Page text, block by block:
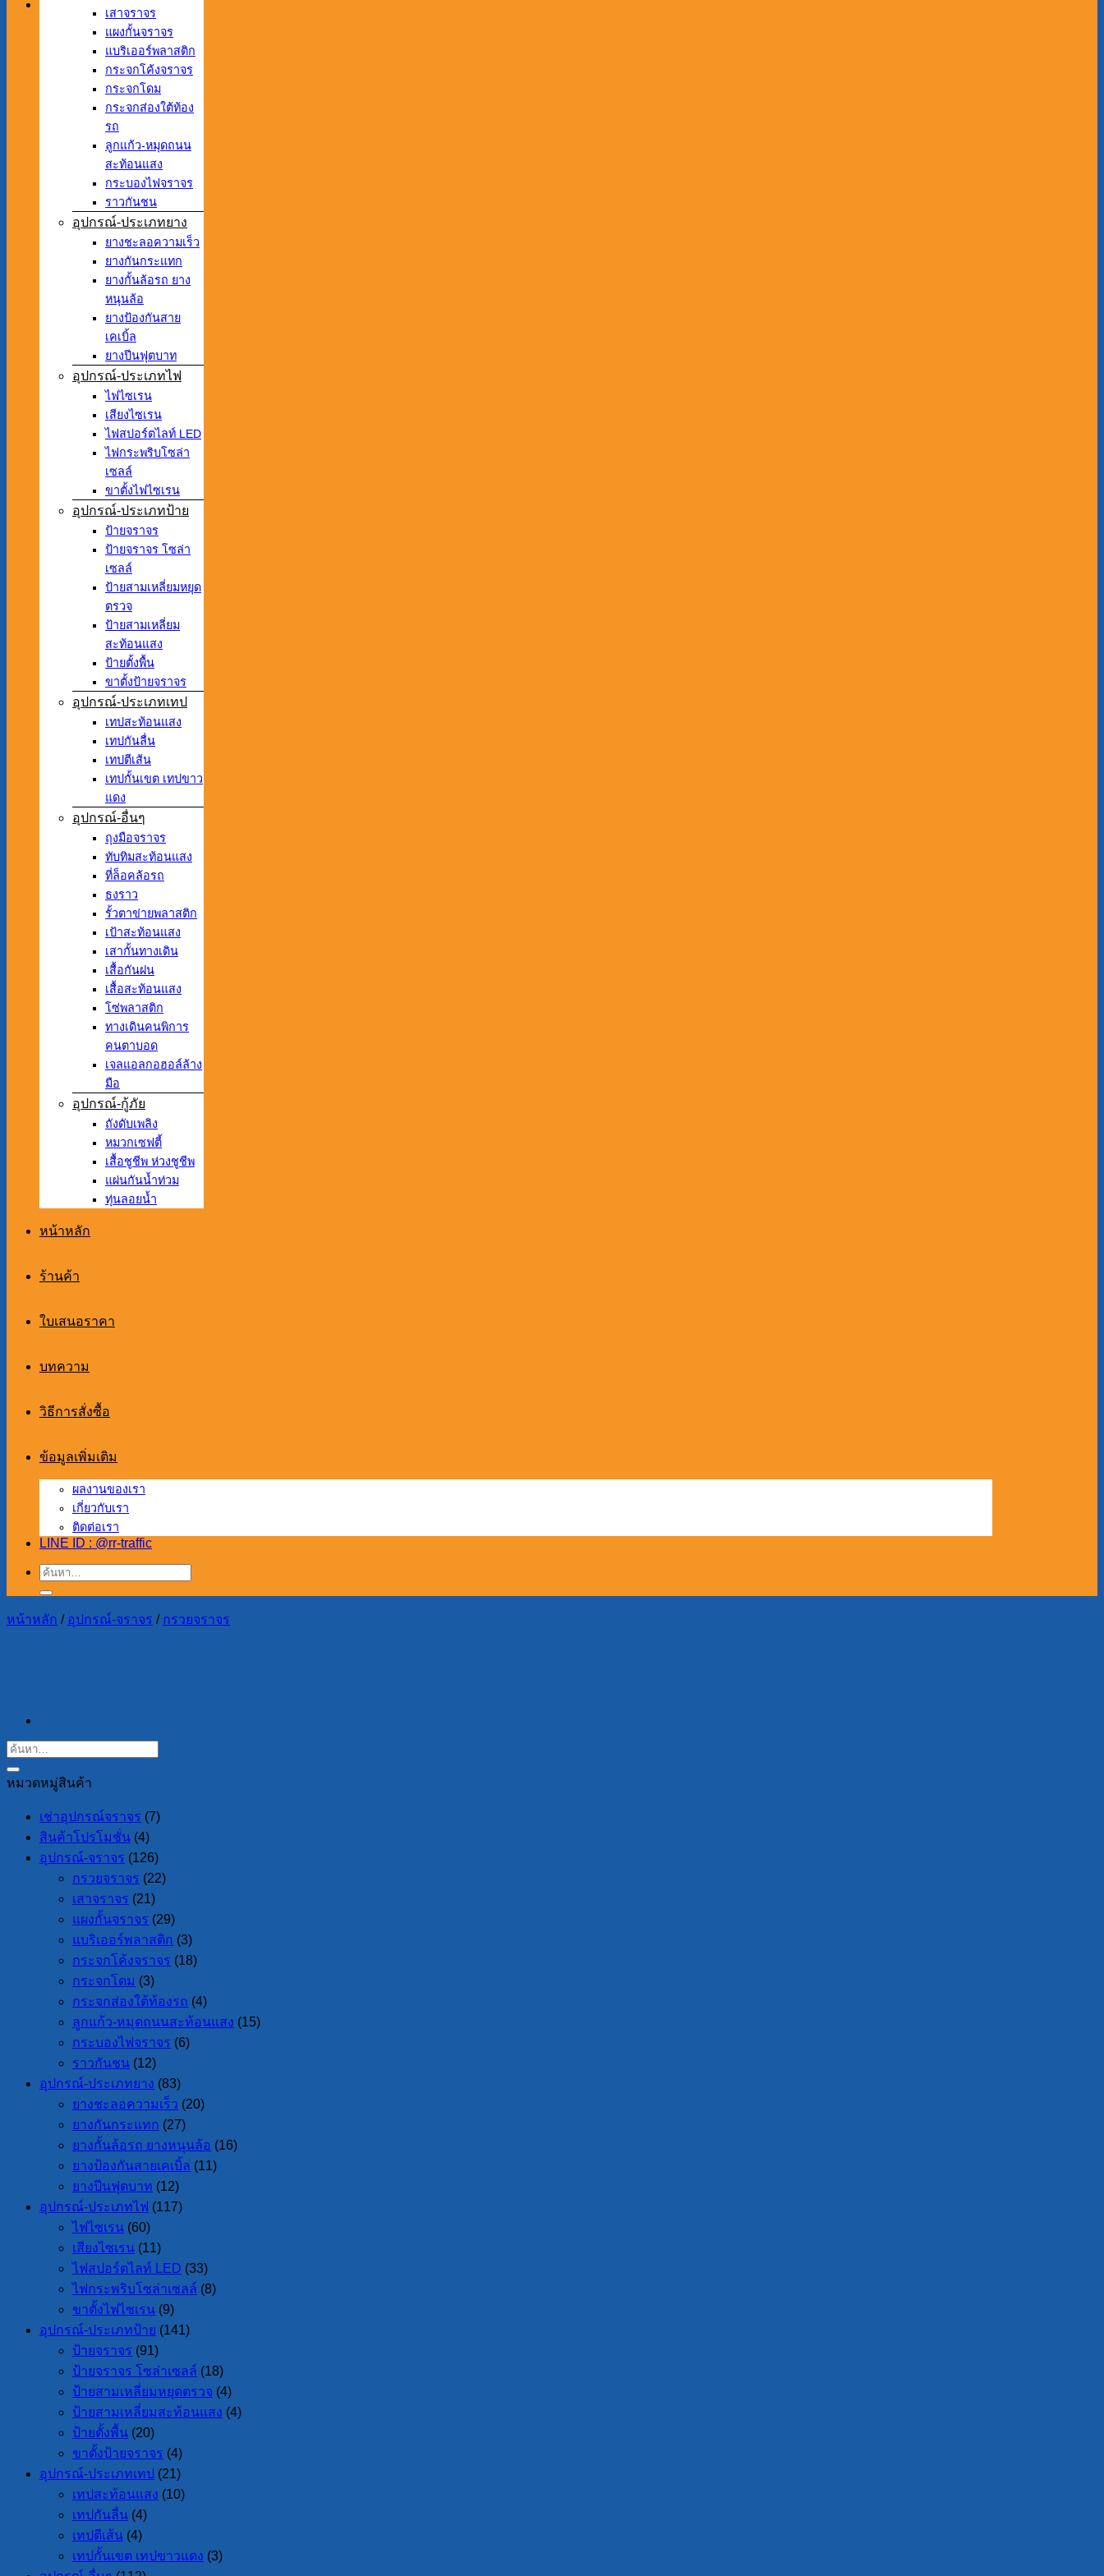
เสาจราจร
แผงกั้นจราจร
แบริเออร์พลาสติก
กระจกโค้งจราจร
กระจกโดม
กระจกส่องใต้ท้อง
รถ
ลูกแก้ว-หมุดถนน
สะท้อนแสง
กระบองไฟจราจร
ราวกันชน
อุปกรณ์-ประเภทยาง
ยางชะลอความเร็ว
ยางกันกระแทก
ยางกั้นล้อรถ ยาง
หนุนล้อ
ยางป้องกันสาย
เคเบิ้ล
ยางปีนฟุตบาท
อุปกรณ์-ประเภทไฟ
ไฟไซเรน
เสียงไซเรน
ไฟสปอร์ตไลท์ LED
ไฟกระพริบโซล่า
เซลล์
ขาตั้งไฟไซเรน
อุปกรณ์-ประเภทป้าย
ป้ายจราจร
ป้ายจราจร โซล่า
เซลล์
ป้ายสามเหลี่ยมหยุด
ตรวจ
ป้ายสามเหลี่ยม
สะท้อนแสง
ป้ายตั้งพื้น
ขาตั้งป้ายจราจร
อุปกรณ์-ประเภทเทป
เทปสะท้อนแสง
เทปกันลื่น
เทปตีเส้น
เทปกั้นเขต เทปขาว
แดง
อุปกรณ์-อื่นๆ
ถุงมือจราจร
ทับทิมสะท้อนแสง
ที่ล็อคล้อรถ
ธงราว
รั้วตาข่ายพลาสติก
เป้าสะท้อนแสง
เสากั้นทางเดิน
เสื้อกันฝน
เสื้อสะท้อนแสง
โซ่พลาสติก
ทางเดินคนพิการ
คนตาบอด
เจลแอลกอฮอล์ล้าง
มือ
อุปกรณ์-กู้ภัย
ถังดับเพลิง
หมวกเซฟตี้
เสื้อชูชีพ ห่วงชูชีพ
แผ่นกันน้ำท่วม
ทุ่นลอยน้ำ
หน้าหลัก
ร้านค้า
ใบเสนอราคา
บทความ
วิธีการสั่งซื้อ
ข้อมูลเพิ่มเติม
ผลงานของเรา
เกี่ยวกับเรา
ติดต่อเรา
LINE ID : @rr-traffic
ค้นหา:
หน้าหลัก / อุปกรณ์-จราจร / กรวยจราจร
หมวดหมู่สินค้า
เช่าอุปกรณ์จราจร (7)
สินค้าโปรโมชั่น (4)
อุปกรณ์-จราจร (126)
กรวยจราจร (22)
เสาจราจร (21)
แผงกั้นจราจร (29)
แบริเออร์พลาสติก (3)
กระจกโค้งจราจร (18)
กระจกโดม (3)
กระจกส่องใต้ท้องรถ (4)
ลูกแก้ว-หมุดถนนสะท้อนแสง (15)
กระบองไฟจราจร (6)
ราวกันชน (12)
อุปกรณ์-ประเภทยาง (83)
ยางชะลอความเร็ว (20)
ยางกันกระแทก (27)
ยางกั้นล้อรถ ยางหนุนล้อ (16)
ยางป้องกันสายเคเบิ้ล (11)
ยางปีนฟุตบาท (12)
อุปกรณ์-ประเภทไฟ (117)
ไฟไซเรน (60)
เสียงไซเรน (11)
ไฟสปอร์ตไลท์ LED (33)
ไฟกระพริบโซล่าเซลล์ (8)
ขาตั้งไฟไซเรน (9)
อุปกรณ์-ประเภทป้าย (141)
ป้ายจราจร (91)
ป้ายจราจร โซล่าเซลล์ (18)
ป้ายสามเหลี่ยมหยุดตรวจ (4)
ป้ายสามเหลี่ยมสะท้อนแสง (4)
ป้ายตั้งพื้น (20)
ขาตั้งป้ายจราจร (4)
อุปกรณ์-ประเภทเทป
(21)
เทปสะท้อนแสง (10)
เทปกันลื่น (4)
เทปตีเส้น (4)
เทปกั้นเขต เทปขาวแดง (3)